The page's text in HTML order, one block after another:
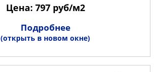
Цена: 797 руб/м2
Подробнее
(открыть в новом окне)